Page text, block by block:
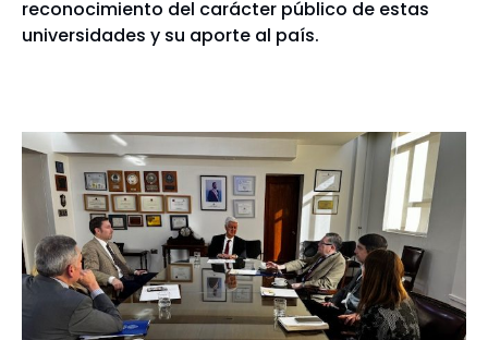
reconocimiento del carácter público de estas
universidades y su aporte al país.